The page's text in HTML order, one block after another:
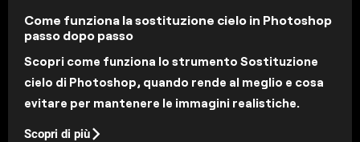
Come funziona la sostituzione cielo in Photoshop
passo dopo passo
Scopri come funziona lo strumento Sostituzione
cielo di Photoshop, quando rende al meglio e cosa
evitare per mantenere le immagini realistiche.
Scopri di più